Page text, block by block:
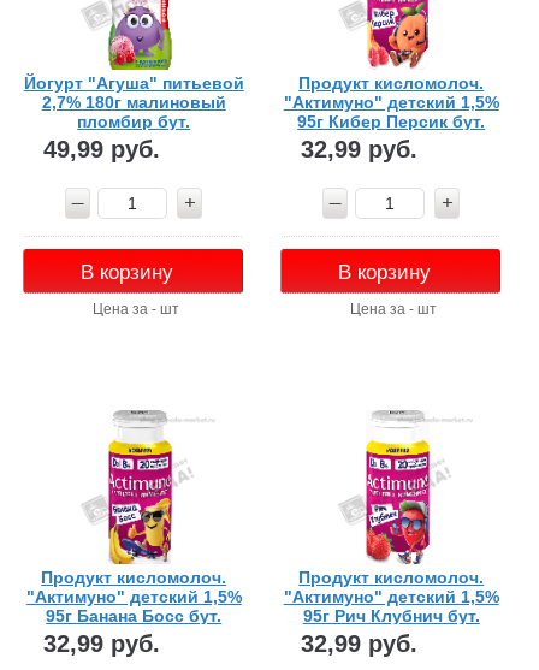
Йогурт "Агуша" питьевой
2,7% 180г малиновый
пломбир бут.
49,99 руб.
В корзину
Цена за - шт
Продукт кисломолоч.
"Актимуно" детский 1,5%
95г Кибер Персик бут.
32,99 руб.
В корзину
Цена за - шт
Продукт кисломолоч.
"Актимуно" детский 1,5%
95г Банана Босс бут.
32,99 руб.
Продукт кисломолоч.
"Актимуно" детский 1,5%
95г Рич Клубнич бут.
32,99 руб.